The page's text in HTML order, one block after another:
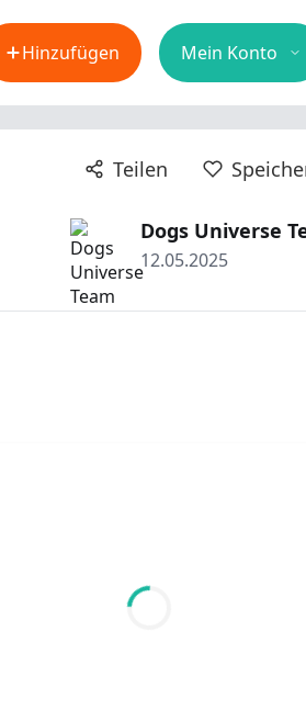
Hinzufügen Mein Konto
Teilen
Dogs Universe
12.05.2025